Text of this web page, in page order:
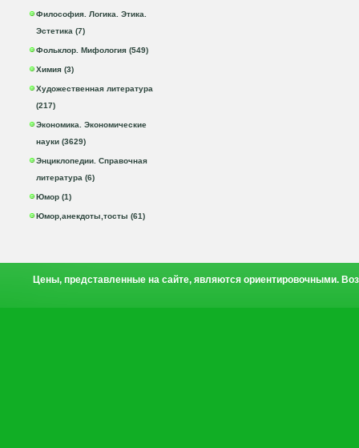
Философия. Логика. Этика.
Эстетика (7)
Фольклор. Мифология (549)
Химия (3)
Художественная литература
(217)
Экономика. Экономические
науки (3629)
Энциклопедии. Справочная
литература (6)
Юмор (1)
Юмор,анекдоты,тосты (61)
Цены, представленные на сайте, являются ориентировочными.